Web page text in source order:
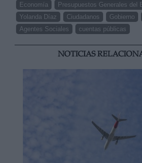
Economía
Presupuestos Generales del
Yolanda Díaz
Ciudadanos Gobierno
Agentes Sociales
cuentas públicas
NOTICIAS